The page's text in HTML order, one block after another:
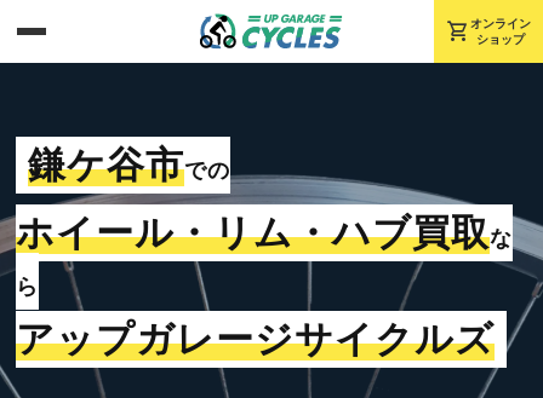
shopping_cart オンライン
ショップ
鎌ケ谷市での
ホイール・リム・ハブ買取な
ら
アップガレージサイクルズ